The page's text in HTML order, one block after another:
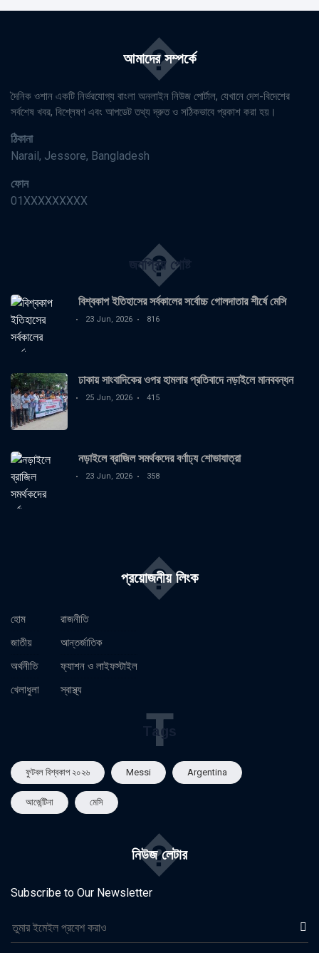
আমাদের সম্পর্কে
�
দৈনিক ওশান একটি নির্ভরযোগ্য বাংলা অনলাইন নিউজ পোর্টাল, যেখানে দেশ-বিদেশের
সর্বশেষ খবর, বিশ্লেষণ এবং আপডেট তথ্য দ্রুত ও সঠিকভাবে প্রকাশ করা হয়।
ঠিকানা
Narail, Jessore, Bangladesh
ফোন
01XXXXXXXXX
জনপ্রিয় পোষ্ট
�
বিশ্বকাপ ইতিহাসের সর্বকালের সর্বোচ্চ গোলদাতার শীর্ষে মেসি
23 Jun, 2026 816
ঢাকায় সাংবাদিকের ওপর হামলার প্রতিবাদে নড়াইলে মানববন্ধন
25 Jun, 2026 415
নড়াইলে ব্রাজিল সমর্থকদের বর্ণাঢ্য শোভাযাত্রা
23 Jun, 2026 358
প্রয়োজনীয় লিংক
�
হোম
জাতীয়
অর্থনীতি
খেলাধুলা
রাজনীতি
আন্তর্জাতিক
ফ্যাশন ও লাইফস্টাইল
স্বাস্থ্য
Tags
T
ফুটবল বিশ্বকাপ ২০২৬ Messi Argentina
আর্জেন্টিনা মেসি
নিউজ লেটার
�
Subscribe to Our Newsletter